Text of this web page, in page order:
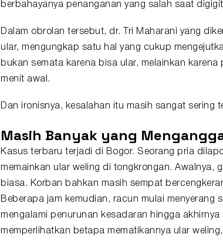
berbahayanya penanganan yang salah saat digigit
Dalam obrolan tersebut, dr. Tri Maharani yang
ular, mengungkap satu hal yang cukup
bukan semata karena bisa ular, melainkan
menit awal.
Dan ironisnya, kesalahan itu masih sangat sering
Masih Banyak yang
Kasus terbaru terjadi di Bogor. Seorang pria
memainkan ular weling di tongkrongan. Awalnya,
biasa. Korban bahkan masih sempat
Beberapa jam kemudian, racun mulai menyerang
mengalami penurunan kesadaran hingga
memperlihatkan betapa mematikannya ular